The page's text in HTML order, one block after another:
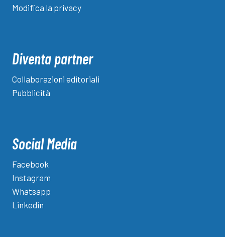
Modifica la privacy
Diventa partner
Collaborazioni editoriali
Pubblicità
Social Media
Facebook
Instagram
Whatsapp
Linkedin